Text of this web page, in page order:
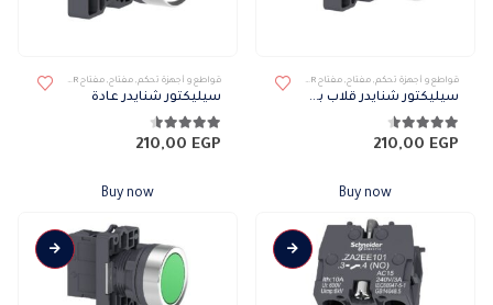
قواطع و أجهزة تحكم, مفتاح, مفتاح SCHNEIDER
سيليكتور شنايدر قلاب بكنتاكتين 3 وضع
4.50من 5
210,00 EGP
Buy now
قواطع و أجهزة تحكم, مفتاح, مفتاح SCHNEIDER
سيليكتور شنايدر عادة
4.50من 5
210,00 EGP
Buy now